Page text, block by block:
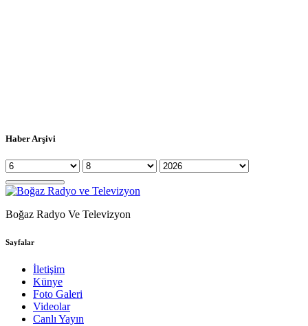
Haber Arşivi
Boğaz Radyo Ve Televizyon
Sayfalar
İletişim
Künye
Foto Galeri
Videolar
Canlı Yayın